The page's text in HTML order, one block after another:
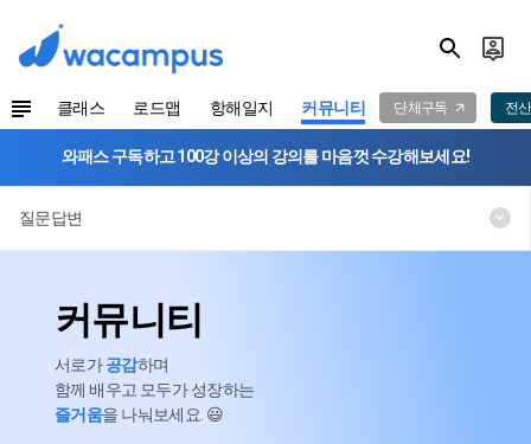
클래스 로드맵 항해일지 커뮤니티 단체구독 전
와패스 구독하고 100강 이상의 강의를 마음껏 수강해보세요!
질문답변
커뮤니티
서로가공감하며
함께 배우고 모두가 성장하는
즐거움을 나눠보세요. 😃